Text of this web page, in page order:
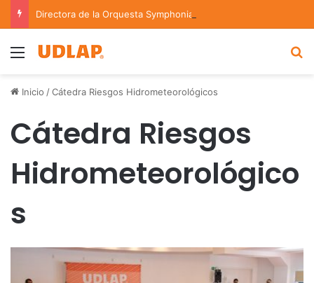
Menu
Inicio /Cátedra Riesgos Hidrometeorológicos
Cátedra Riesgos
Hidrometeorológico
s